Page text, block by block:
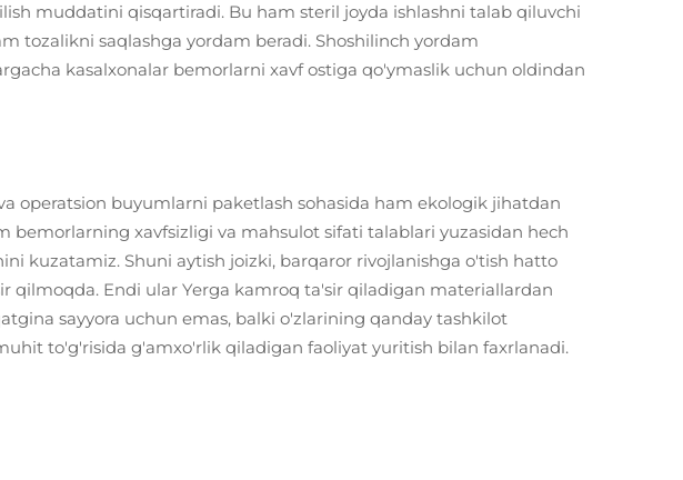
muddatini qisqartiradi. Bu ham steril joyda ishlashni talab qiluvchi
tozalikni saqlashga yordam beradi. Shoshilinch yordam
kasalxonalar bemorlarni xavf ostiga qo'ymaslik uchun oldindan
operatsion buyumlarni paketlash sohasida ham ekologik jihatdan
bemorlarning xavfsizligi va mahsulot sifati talablari yuzasidan hech
kuzatamiz. Shuni aytish joizki, barqaror rivojlanishga o'tish hatto
qilmoqda. Endi ular Yerga kamroq ta'sir qiladigan materiallardan
sayyora uchun emas, balki o'zlarining qanday tashkilot
to'g'risida g'amxo'rlik qiladigan faoliyat yuritish bilan faxrlanadi.